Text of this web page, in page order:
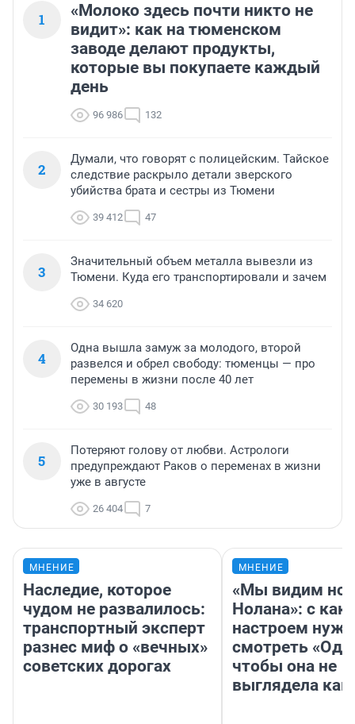
1
«Молоко здесь почти никто не
видит»: как на тюменском
заводе делают продукты,
которые вы покупаете каждый
день
96 986 132
2
Думали, что говорят с полицейским. Тайское
следствие раскрыло детали зверского
убийства брата и сестры из Тюмени
39 412 47
3
Значительный объем металла вывезли из
Тюмени. Куда его транспортировали и зачем
34 620
4
Одна вышла замуж за молодого, второй
развелся и обрел свободу: тюменцы — про
перемены в жизни после 40 лет
30 193 48
5
Потеряют голову от любви. Астрологи
предупреждают Раков о переменах в жизни
уже в августе
26 404 7
МНЕНИЕ
Наследие, которое
чудом не развалилось:
транспортный эксперт
разнес миф о «вечных»
советских дорогах
МНЕНИЕ
«Мы видим
Нолана»: с
настроем
смотреть
чтобы она не
выглядела как